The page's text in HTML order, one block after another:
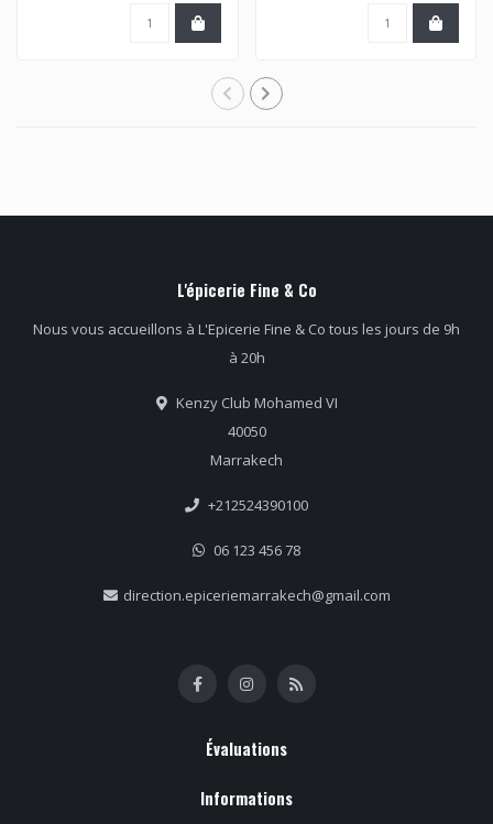
L'épicerie Fine & Co
Nous vous accueillons à L'Epicerie Fine & Co tous les jours de 9h
à 20h
Kenzy Club Mohamed VI
40050
Marrakech
+212524390100
06 123 456 78
direction.epiceriemarrakech@gmail.com
Évaluations
Informations